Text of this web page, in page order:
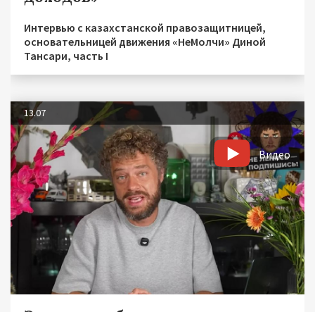
Интервью с казахстанской правозащитницей,
основательницей движения «НеМолчи» Диной
Тансари, часть I
13.07
Видео